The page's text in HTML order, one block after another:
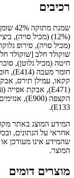
רכיבים
(12%) (מכיל סויה),
(מכיל סויה), סירופ
שוקולד חלב [שוקולד
חיטה (מכיל גלוטן),
קקאו, עמילן תירס,
E133).
המידע המוצג באתר
אחראי על הנתונים,
שהמידע אינו מעודכן
המוצר.
מוצרים דומים